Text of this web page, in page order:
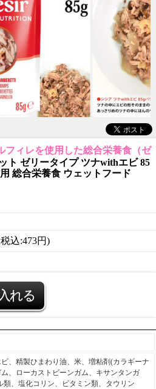
フィレを使用した総合栄養食（ゼ
ト ゼリータイプ ツナwithエビ 85
総合栄養食 ウェットフード
込:473円)
、精製ひまわり油、米、増粘剤(カラギーナ
、ローカストビーンガム、キサンタンガ
類、塩化コリン、ビタミン類、タウリン